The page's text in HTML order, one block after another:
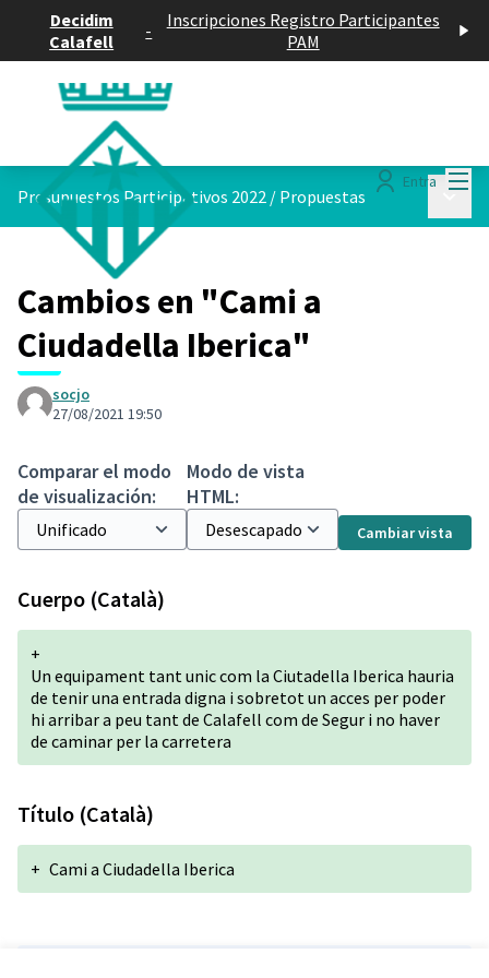
Decidim
Calafell
-
Inscripciones Registro Participantes
PAM
Entra
Presupuestos Participativos 2022 / Propuestas
Cambios en "Cami a
Ciudadella Iberica"
socjo
27/08/2021 19:50
Comparar el modo
de visualización:
Modo de vista
HTML:
Cambiar vista
Cuerpo (Català)
+
Un equipament tant unic com la Ciutadella Iberica hauria
de tenir una entrada digna i sobretot un acces per poder
hi arribar a peu tant de Calafell com de Segur i no haver
de caminar per la carretera
Título (Català)
+ Cami a Ciudadella Iberica